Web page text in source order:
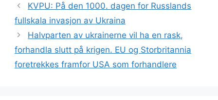
KVPU: På den 1000. dagen for Russlands
fullskala invasjon av Ukraina
Halvparten av ukrainerne vil ha en rask,
forhandla slutt på krigen. EU og Storbritannia
foretrekkes framfor USA som forhandlere